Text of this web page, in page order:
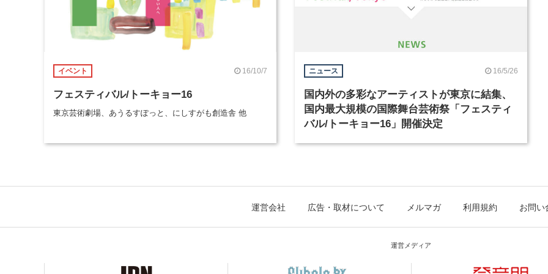
イベント 16/10/7
フェスティバル/トーキョー16
東京芸術劇場、あうるすぽっと、にしすがも創造舎 他
ニュース 16/5/26
国内外の多彩なアーティストが東京に結集、
国内最大規模の国際舞台芸術祭「フェスティ
バル/トーキョー16」開催決定
運営会社 広告・取材について メルマガ 利用規約 お問い
運営メディア